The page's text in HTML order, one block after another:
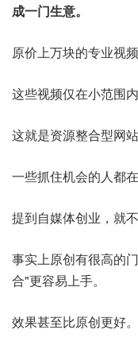
成一门生意。
原价上万块的专业视
这些视频仅在小范围
这就是资源整合型网
一些抓住机会的人都
提到自媒体创业，就
事实上原创有很高的
合"更容易上手。
效果甚至比原创更好。